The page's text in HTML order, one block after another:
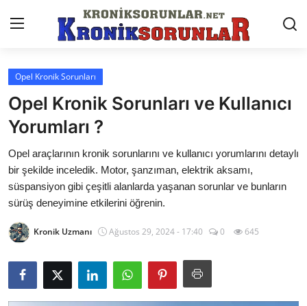
Anasayfa
Markalar
İletişim
Trafik & Cezalar
Sigorta & Kasko
Vergi & ÖTV & MTV
Muayene & Ruhsat
Sorgulamalar
Opel Kronik Sorunları
Opel Kronik Sorunları ve Kullanıcı
Yorumları ?
Opel araçlarının kronik sorunlarını ve kullanıcı yorumlarını detaylı
bir şekilde inceledik. Motor, şanzıman, elektrik aksamı,
süspansiyon gibi çeşitli alanlarda yaşanan sorunlar ve bunların
sürüş deneyimine etkilerini öğrenin.
Kronik Uzmanı Ağustos 29, 2024 - 17:40 0 645